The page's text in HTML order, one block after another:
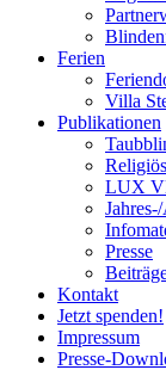
Ferien
Ferien
Villa
Publikationen
LUX
Presse
Kontakt
Jetzt spenden!
Impressum
Presse-